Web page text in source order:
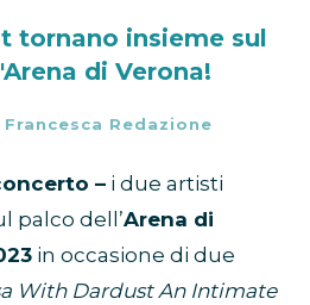
tornano insieme sul
di Verona!
Francesca Redazione
– i due artisti
palco dell’Arena di
in occasione di due
With Dardust An Intimate